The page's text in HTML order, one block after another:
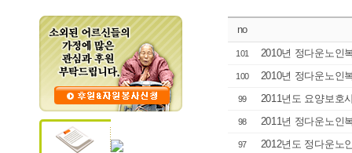
no
101 2010년 정다운노인
100 2010년 정다운노인
99 2011년도 요양보호
98 2011년 정다운노인
97 2012년도 정다운노